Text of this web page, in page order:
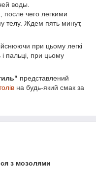
воды.
чего легкими
телу. Ждем пять минут,
при цьому легкі
пальці, при цьому
представлений
на будь-який смак за
з мозолями